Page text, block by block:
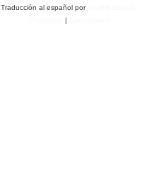
Traducción al español por
|